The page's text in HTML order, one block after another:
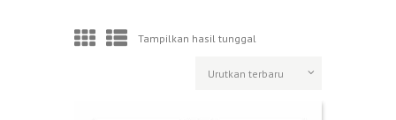
Tampilkan hasil tunggal